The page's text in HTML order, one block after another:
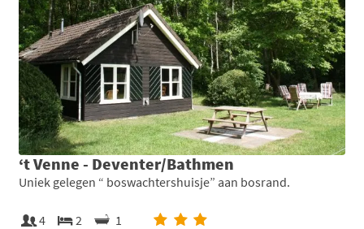
‘t Venne - Deventer/Bathmen
Uniek gelegen “ boswachtershuisje” aan bosrand.
4 2
1